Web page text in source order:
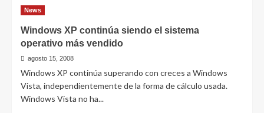
Español
–
Muere
News
Windows XP continúa siendo el sistema
operativo más vendido
agosto 15, 2008
Windows XP continúa superando con creces a Windows
Vista, independientemente de la forma de cálculo usada.
Windows Vista no ha...